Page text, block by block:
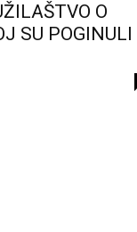
O
SU POGINULI